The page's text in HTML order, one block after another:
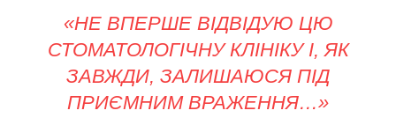
«НЕ ВПЕРШЕ ВІДВІДУЮ ЦЮ
СТОМАТОЛОГІЧНУ КЛІНІКУ І, ЯК
ЗАВЖДИ, ЗАЛИШАЮСЯ ПІД
ПРИЄМНИМ ВРАЖЕННЯ…»